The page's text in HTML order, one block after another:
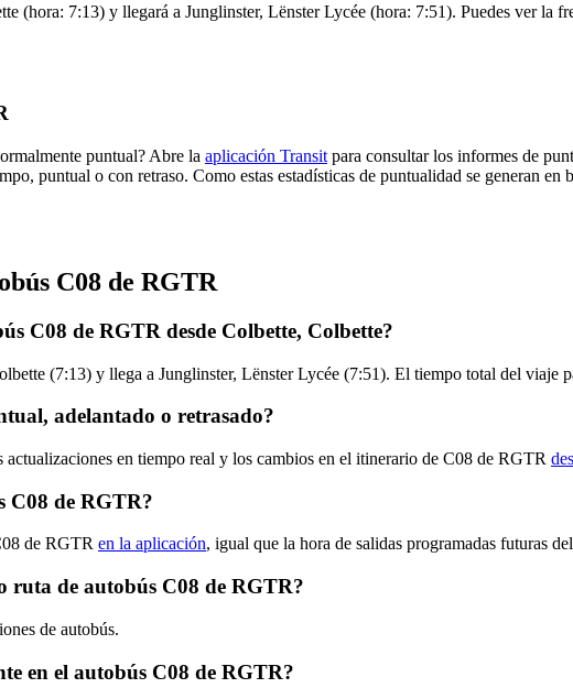
(hora: 7:13) y llegará a Junglinster, Lënster Lycée (hora: 7:51). Puedes ver la
puntual? Abre la aplicación Transit para consultar los informes de
puntual o con retraso. Como estas estadísticas de puntualidad se generan
C08 de RGTR
C08 de RGTR desde Colbette, Colbette?
(7:13) y llega a Junglinster, Lënster Lycée (7:51). El tiempo total del viaje
adelantado o retrasado?
actualizaciones en tiempo real y los cambios en el itinerario de C08 de RGTR
C08 de RGTR?
de RGTR en la aplicación, igual que la hora de salidas programadas futuras
ruta de autobús C08 de RGTR?
de autobús.
en el autobús C08 de RGTR?